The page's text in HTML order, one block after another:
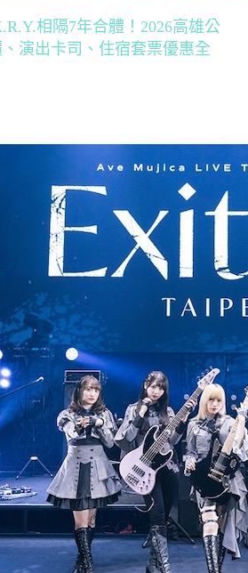
相隔7年合體！2026高雄公
演出卡司、住宿套票優惠全